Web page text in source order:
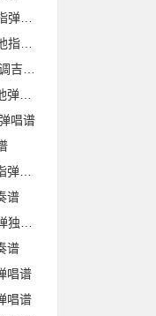
谱
谱
奏谱
谱
唱谱
谱
谱
谱
谱
唱谱
唱谱